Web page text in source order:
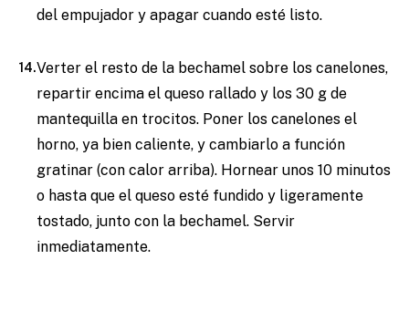
del empujador y apagar cuando esté listo.
Verter el resto de la bechamel sobre los canelones,
repartir encima el queso rallado y los 30 g de
mantequilla en trocitos. Poner los canelones el
horno, ya bien caliente, y cambiarlo a función
gratinar (con calor arriba). Hornear unos 10 minutos
o hasta que el queso esté fundido y ligeramente
tostado, junto con la bechamel. Servir
inmediatamente.